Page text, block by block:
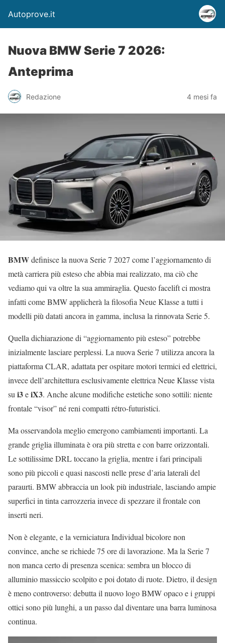
Autoprove.it
Nuova BMW Serie 7 2026:
Anteprima
Redazione 4 mesi fa
BMWdefinisce la nuova Serie 7 2027 come l’aggiornamento di
metà carriera più esteso che abbia mai realizzato, ma ciò che
vediamo qui va oltre la sua ammiraglia. Questo facelift ci mostra
infatti come BMW applicherà la filosofia Neue Klasse a tutti i
modelli più datati ancora in gamma, inclusa la rinnovata Serie 5.
Quella dichiarazione di “aggiornamento più esteso” potrebbe
inizialmente lasciare perplessi. La nuova Serie 7 utilizza ancora la
piattaforma CLAR, adattata per ospitare motori termici ed elettrici,
invece dell’architettura esclusivamente elettrica Neue Klasse vista
su i3eiX3. Anche alcune modifiche estetiche sono sottili: niente
frontale “visor” né reni compatti rétro-futuristici.
Ma osservandola meglio emergono cambiamenti importanti. La
grande griglia illuminata è ora più stretta e con barre orizzontali.
Le sottilissime DRL toccano la griglia, mentre i fari principali
sono più piccoli e quasi nascosti nelle prese d’aria laterali del
paraurti. BMW abbraccia un look più industriale, lasciando ampie
superfici in tinta carrozzeria invece di spezzare il frontale con
inserti neri.
Non è elegante, e la verniciatura Individual bicolore non
convince, anche se richiede 75 ore di lavorazione. Ma la Serie 7
non manca certo di presenza scenica: sembra un blocco di
alluminio massiccio scolpito e poi dotato di ruote. Dietro, il design
è meno controverso: debutta il nuovo logo BMW opaco e i gruppi
ottici sono più lunghi, a un passo dal diventare una barra luminosa
continua.